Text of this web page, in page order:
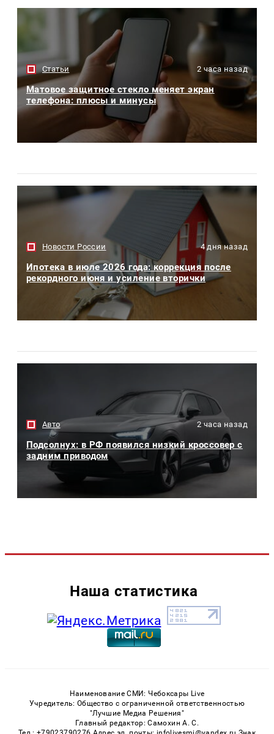
Статьи 2 часа назад
Матовое защитное стекло меняет экран
телефона: плюсы и минусы
Новости России 4 дня назад
Ипотека в июле 2026 года: коррекция после
рекордного июня и усиление вторички
Авто 2 часа назад
Подсолнух: в РФ появился низкий кроссовер с
задним приводом
Наша статистика
Наименование СМИ: Чебоксары Live
Учредитель: Общество с ограниченной ответственностью
"Лучшие Медиа Решения"
Главный редактор: Самохин А. С.